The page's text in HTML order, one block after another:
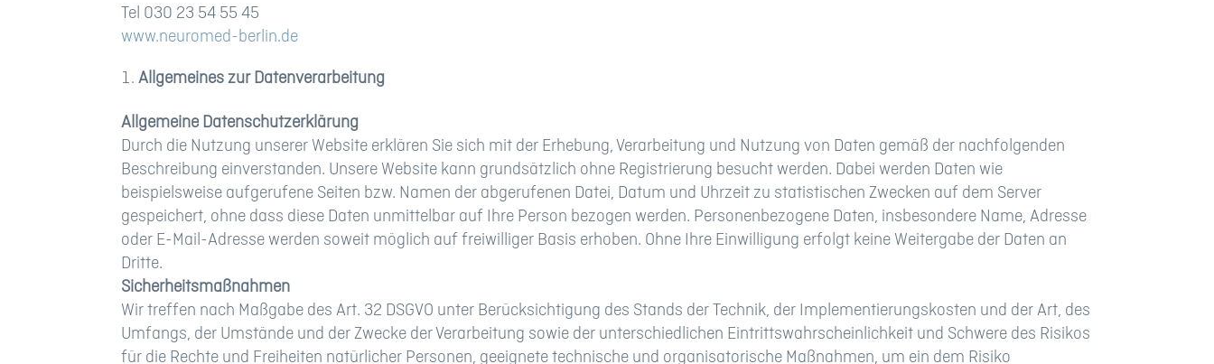
Tel 030 23 54 55 45
www.neuromed-berlin.de
Allgemeines zur Datenverarbeitung
Allgemeine Datenschutzerklärung
Durch die Nutzung unserer Website erklären Sie sich mit der Erhebung, Verarbeitung und Nutzung von Daten gemäß der nachfolgenden
Beschreibung einverstanden. Unsere Website kann grundsätzlich ohne Registrierung besucht werden. Dabei werden Daten wie
beispielsweise aufgerufene Seiten bzw. Namen der abgerufenen Datei, Datum und Uhrzeit zu statistischen Zwecken auf dem Server
gespeichert, ohne dass diese Daten unmittelbar auf Ihre Person bezogen werden. Personenbezogene Daten, insbesondere Name, Adresse
oder E-Mail-Adresse werden soweit möglich auf freiwilliger Basis erhoben. Ohne Ihre Einwilligung erfolgt keine Weitergabe der Daten an
Dritte.
Sicherheitsmaßnahmen
Wir treffen nach Maßgabe des Art. 32 DSGVO unter Berücksichtigung des Stands der Technik, der Implementierungskosten und der Art, des
Umfangs, der Umstände und der Zwecke der Verarbeitung sowie der unterschiedlichen Eintrittswahrscheinlichkeit und Schwere des Risikos
für die Rechte und Freiheiten natürlicher Personen, geeignete technische und organisatorische Maßnahmen, um ein dem Risiko